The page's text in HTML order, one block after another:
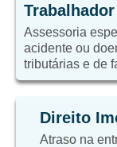
Assessoria
acidente ou
tributárias e de
Direito
Atraso na